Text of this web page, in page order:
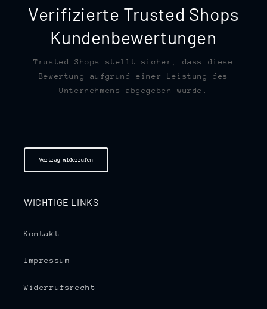
Verifizierte Trusted Shops
Kundenbewertungen
Trusted Shops stellt sicher, dass diese
Bewertung aufgrund einer Leistung des
Unternehmens abgegeben wurde.
Vertrag widerrufen
WICHTIGE LINKS
Kontakt
Impressum
Widerrufsrecht